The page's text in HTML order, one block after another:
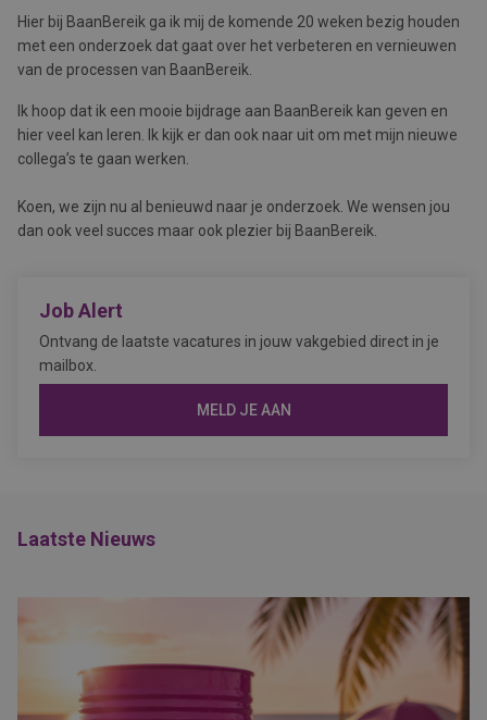
Hier bij BaanBereik ga ik mij de komende 20 weken bezig houden
met een onderzoek dat gaat over het verbeteren en vernieuwen
van de processen van BaanBereik.
Ik hoop dat ik een mooie bijdrage aan BaanBereik kan geven en
hier veel kan leren. Ik kijk er dan ook naar uit om met mijn nieuwe
collega’s te gaan werken.
Koen, we zijn nu al benieuwd naar je onderzoek. We wensen jou
dan ook veel succes maar ook plezier bij BaanBereik.
Job Alert
Ontvang de laatste vacatures in jouw vakgebied direct in je
mailbox.
MELD JE AAN
Laatste Nieuws